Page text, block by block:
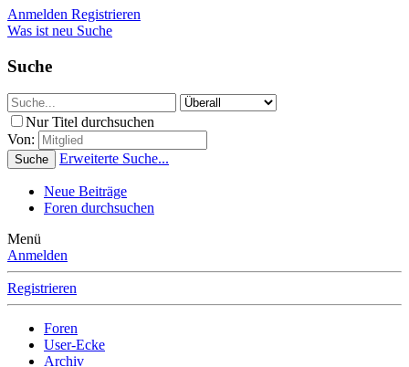
Anmelden Registrieren
Was ist neu Suche
Suche
Nur Titel durchsuchen
Von:
Suche Erweiterte Suche...
Neue Beiträge
Foren durchsuchen
Menü
Anmelden
Registrieren
Foren
User-Ecke
Archiv